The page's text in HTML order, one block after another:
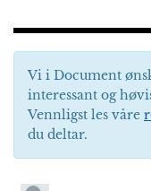
Vi i Document
interessant og
Vennligst les våre
du deltar.